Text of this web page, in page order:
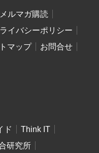
メルマガ購読
イバシーポリシー
マップ
お問合せ
ド
Think IT
研究所